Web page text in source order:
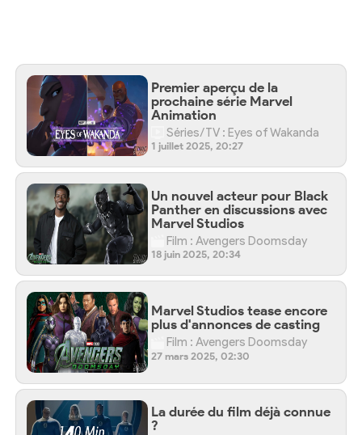
Premier aperçu de la
prochaine série Marvel
Animation
Séries/TV : Eyes of Wakanda
1 juillet 2025, 20:27
Un nouvel acteur pour Black
Panther en discussions avec
Marvel Studios
Film : Avengers Doomsday
18 juin 2025, 20:34
Marvel Studios tease encore
plus d'annonces de casting
Film : Avengers Doomsday
27 mars 2025, 02:30
La durée du film déjà connue
?